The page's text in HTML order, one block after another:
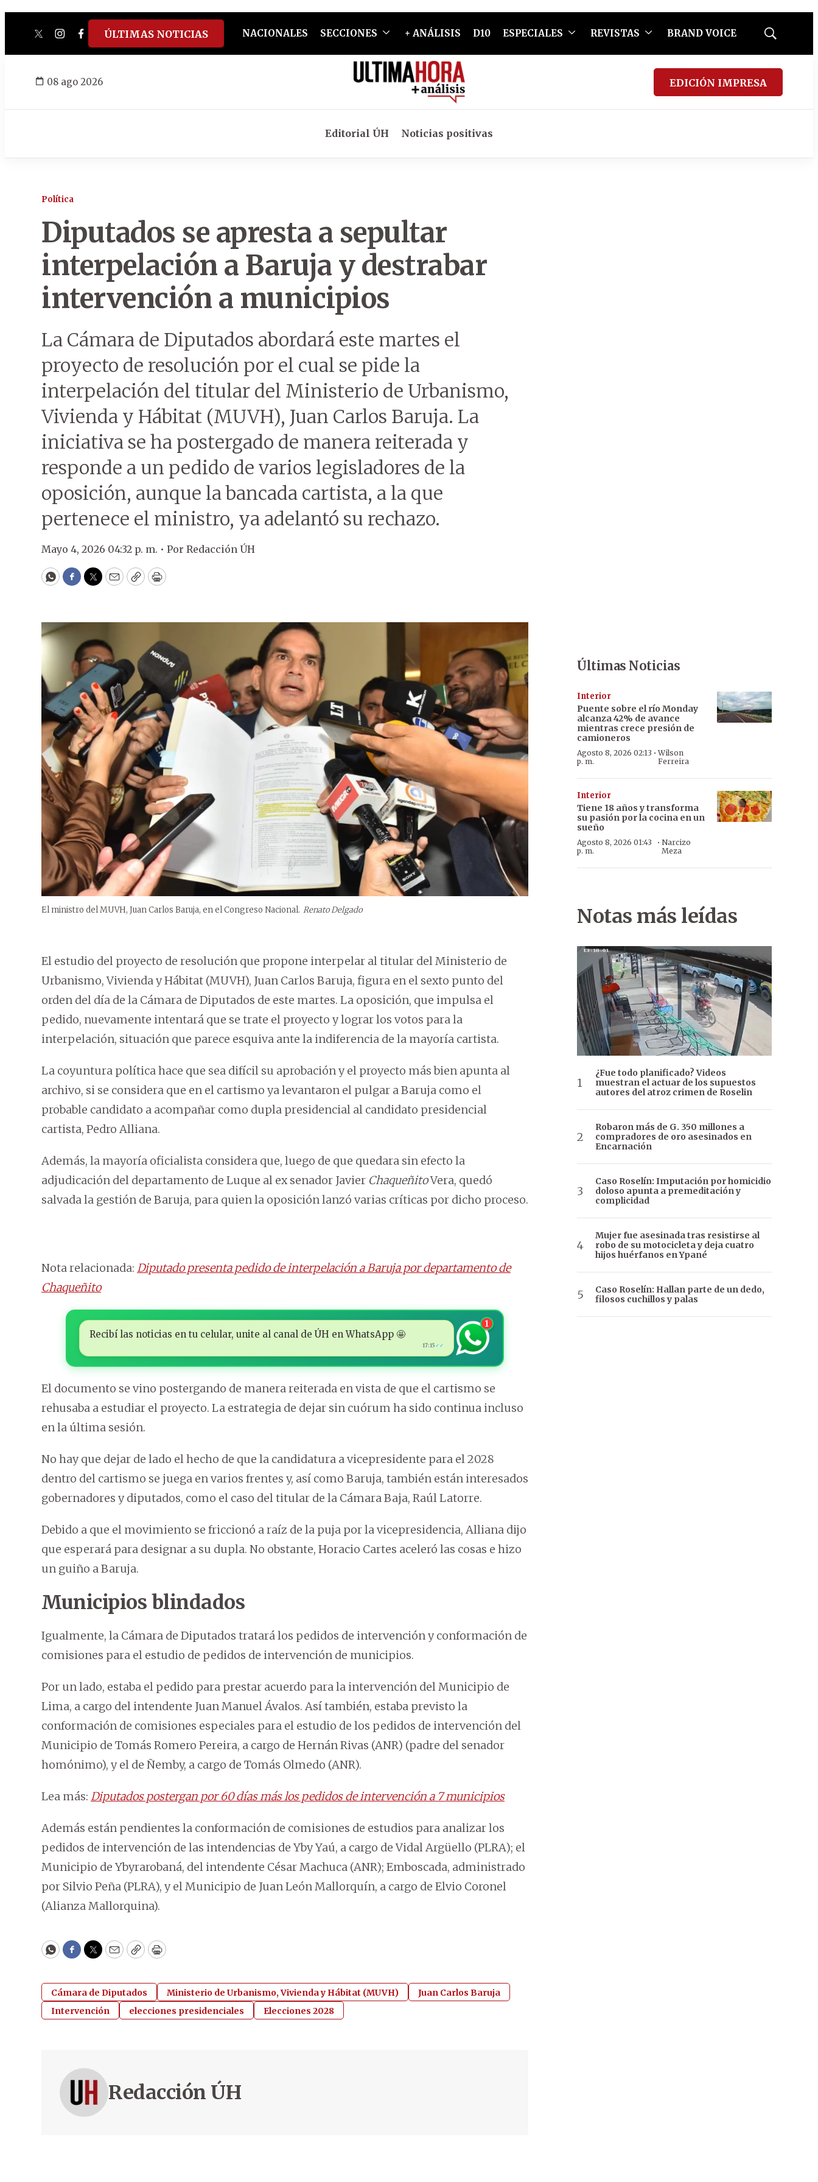
twitterinstagram
facebook
tiktokyoutube
spotify
ÚLTIMAS NOTICIAS NACIONALES SECCIONES + ANÁLISIS D10 ESPECIALES REVISTAS BRAND VOICE
Mostrar
08 ago 2026 EDICIÓN IMPRESA
Editorial ÚH Noticias positivas
Política
Diputados se apresta a sepultar
interpelación a Baruja y destrabar
intervención a municipios
La Cámara de Diputados abordará este martes el
proyecto de resolución por el cual se pide la
interpelación del titular del Ministerio de Urbanismo,
Vivienda y Hábitat (MUVH), Juan Carlos Baruja. La
iniciativa se ha postergado de manera reiterada y
responde a un pedido de varios legisladores de la
oposición, aunque la bancada cartista, a la que
pertenece el ministro, ya adelantó su rechazo.
Mayo 4, 2026 04:32 p. m. • Por Redacción ÚH
WhatsApp
Facebook
Twitter
EmailCopyPrint
El ministro del MUVH, Juan Carlos Baruja, en el Congreso Nacional. Renato Delgado
El estudio del proyecto de resolución que propone interpelar al titular del Ministerio de
Urbanismo, Vivienda y Hábitat (MUVH), Juan Carlos Baruja, figura en el sexto punto del
orden del día de la Cámara de Diputados de este martes. La oposición, que impulsa el
pedido, nuevamente intentará que se trate el proyecto y lograr los votos para la
interpelación, situación que parece esquiva ante la indiferencia de la mayoría cartista.
La coyuntura política hace que sea difícil su aprobación y el proyecto más bien apunta al
archivo, si se considera que en el cartismo ya levantaron el pulgar a Baruja como el
probable candidato a acompañar como dupla presidencial al candidato presidencial
cartista, Pedro Alliana.
Además, la mayoría oficialista considera que, luego de que quedara sin efecto la
adjudicación del departamento de Luque al ex senador Javier ChaqueñitoVera, quedó
salvada la gestión de Baruja, para quien la oposición lanzó varias críticas por dicho proceso.
Nota relacionada: Diputado presenta pedido de interpelación a Baruja por departamento de
Chaqueñito
Recibí las noticias en tu celular, unite al canal de ÚH en WhatsApp 🤩
17:15 ✓✓
1
El documento se vino postergando de manera reiterada en vista de que el cartismo se
rehusaba a estudiar el proyecto. La estrategia de dejar sin cuórum ha sido continua incluso
en la última sesión.
No hay que dejar de lado el hecho de que la candidatura a vicepresidente para el 2028
dentro del cartismo se juega en varios frentes y, así como Baruja, también están interesados
gobernadores y diputados, como el caso del titular de la Cámara Baja, Raúl Latorre.
Debido a que el movimiento se friccionó a raíz de la puja por la vicepresidencia, Alliana dijo
que esperará para designar a su dupla. No obstante, Horacio Cartes aceleró las cosas e hizo
un guiño a Baruja.
Municipios blindados
Igualmente, la Cámara de Diputados tratará los pedidos de intervención y conformación de
comisiones para el estudio de pedidos de intervención de municipios.
Por un lado, estaba el pedido para prestar acuerdo para la intervención del Municipio de
Lima, a cargo del intendente Juan Manuel Ávalos. Así también, estaba previsto la
conformación de comisiones especiales para el estudio de los pedidos de intervención del
Municipio de Tomás Romero Pereira, a cargo de Hernán Rivas (ANR) (padre del senador
homónimo), y el de Ñemby, a cargo de Tomás Olmedo (ANR).
Lea más: Diputados postergan por 60 días más los pedidos de intervención a 7 municipios
Además están pendientes la conformación de comisiones de estudios para analizar los
pedidos de intervención de las intendencias de Yby Yaú, a cargo de Vidal Argüello (PLRA); el
Municipio de Ybyrarobaná, del intendente César Machuca (ANR); Emboscada, administrado
por Silvio Peña (PLRA), y el Municipio de Juan León Mallorquín, a cargo de Elvio Coronel
(Alianza Mallorquina).
WhatsApp
Facebook
Twitter
EmailCopyPrint
Cámara de Diputados Ministerio de Urbanismo, Vivienda y Hábitat (MUVH)
Juan Carlos Baruja
Intervención
elecciones presidenciales Elecciones 2028
Redacción ÚH
Últimas Noticias
Interior
Puente sobre el río Monday
alcanza 42% de avance
mientras crece presión de
camioneros
Agosto 8, 2026 02:13
p. m.
·Wilson
Ferreira
Interior
Tiene 18 años y transforma
su pasión por la cocina en un
sueño
Agosto 8, 2026 01:43
p. m.
·Narcizo
Meza
Notas más leídas
¿Fue todo planificado? Videos
muestran el actuar de los supuestos
autores del atroz crimen de Roselin
Robaron más de G. 350 millones a
compradores de oro asesinados en
Encarnación
Caso Roselín: Imputación por homicidio
doloso apunta a premeditación y
complicidad
Mujer fue asesinada tras resistirse al
robo de su motocicleta y deja cuatro
hijos huérfanos en Ypané
Caso Roselín: Hallan parte de un dedo,
filosos cuchillos y palas